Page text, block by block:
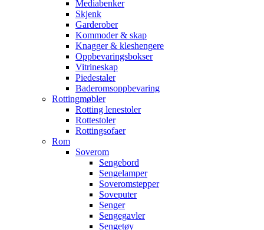
Mediabenker
Skjenk
Garderober
Kommoder & skap
Knagger & kleshengere
Oppbevaringsbokser
Vitrineskap
Piedestaler
Baderomsoppbevaring
Rottingmøbler
Rotting lenestoler
Rottestoler
Rottingsofaer
Rom
Soverom
Sengebord
Sengelamper
Soveromstepper
Soveputer
Senger
Sengegavler
Sengetøy